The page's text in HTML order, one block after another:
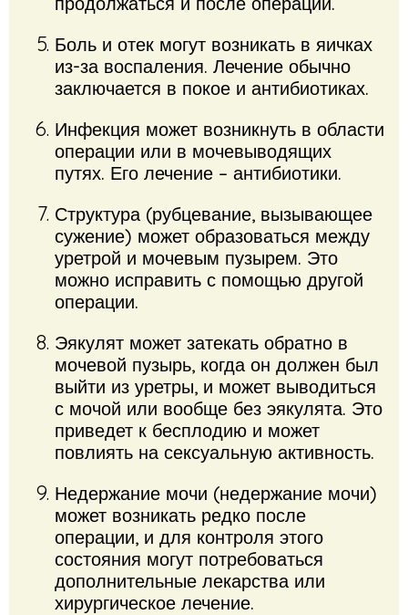
Боль и отек могут возникать в яичках
из-за воспаления. Лечение обычно
заключается в покое и антибиотиках.
Инфекция может возникнуть в области
операции или в мочевыводящих
путях. Его лечение – антибиотики.
Структура (рубцевание, вызывающее
сужение) может образоваться между
уретрой и мочевым пузырем. Это
можно исправить с помощью другой
операции.
Эякулят может затекать обратно в
мочевой пузырь, когда он должен был
выйти из уретры, и может выводиться
с мочой или вообще без эякулята. Это
приведет к бесплодию и может
повлиять на сексуальную активность.
Недержание мочи (недержание мочи)
может возникать редко после
операции, и для контроля этого
состояния могут потребоваться
дополнительные лекарства или
хирургическое лечение.